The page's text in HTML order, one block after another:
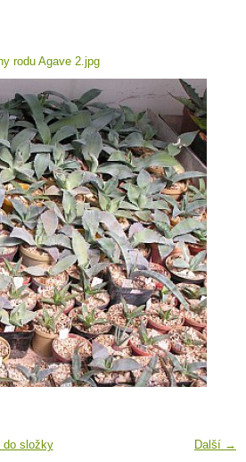
rodu Agave 2.jpg
Další →
do složky